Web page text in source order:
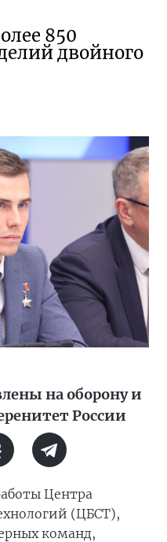
850
двойного
на оборону и
России
Центра
(ЦБСТ),
команд,